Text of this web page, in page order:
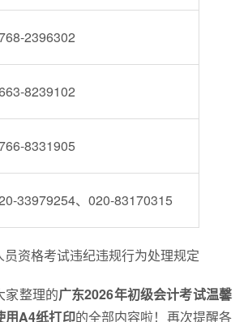
2396302
8239102
8331905
33979254、020-83170315
资格考试违纪违规行为处理规定
家整理的广东2026年初级会计考试温馨
用A4纸打印的全部内容啦！再次提醒各